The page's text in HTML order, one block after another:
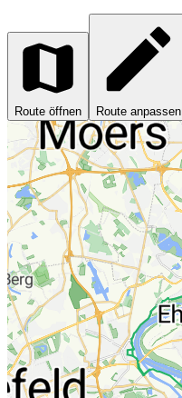
Route öffnen Route anpassen